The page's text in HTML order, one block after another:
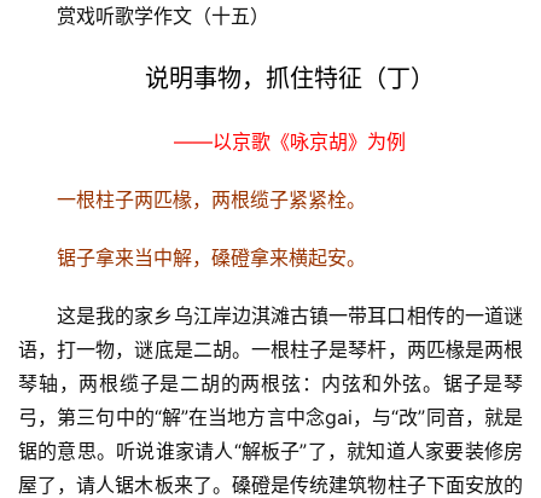
赏戏听歌学作文（十五）
说明事物，抓住特征（丁）
——以京歌《咏京胡》为例
一根柱子两匹椽，两根缆子紧紧栓。
锯子拿来当中解，磉磴拿来横起安。
这是我的家乡乌江岸边淇滩古镇一带耳口相传的一道谜
语，打一物，谜底是二胡。一根柱子是琴杆，两匹椽是两根
琴轴，两根缆子是二胡的两根弦：内弦和外弦。锯子是琴
弓，第三句中的“解”在当地方言中念gai，与“改”同音，就是
锯的意思。听说谁家请人“解板子”了，就知道人家要装修房
屋了，请人锯木板来了。磉磴是传统建筑物柱子下面安放的